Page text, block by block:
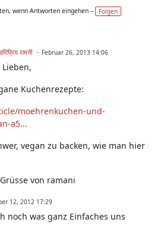
wenn Antworten eingehen – Folgen
रामनी Februar 26, 2013 14:06
Kuchenrezepte:
moehrenkuchen-und-
a5...
vegan zu backen, wie man hier
von ramani
12, 2012 17:29
noch was ganz Einfaches uns